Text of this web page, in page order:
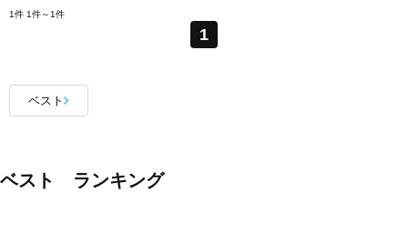
1件 1件～1件
1
ベスト
ベスト ランキング